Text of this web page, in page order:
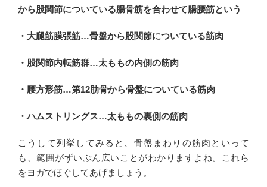
から股関節についている腸骨筋を合わせて腸腰筋という
・大腿筋膜張筋…骨盤から股関節についている筋肉
・股関節内転筋群…太ももの内側の筋肉
・腰方形筋…第12肋骨から骨盤についている筋肉
・ハムストリングス…太ももの裏側の筋肉
こうして列挙してみると、骨盤まわりの筋肉といって
も、範囲がずいぶん広いことがわかりますよね。これら
をヨガでほぐしてあげましょう。